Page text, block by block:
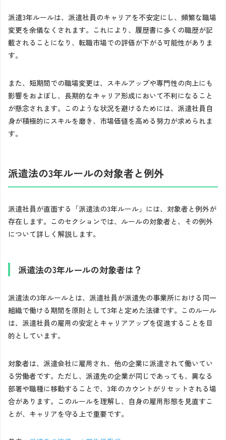
派遣3年ルールは、派遣社員のキャリアを不安定にし、頻繁な職場
変更を余儀なくされます。これにより、履歴書に多くの職歴が記
載されることになり、転職市場での評価が下がる可能性がありま
す。
また、短期間での職場変更は、スキルアップや専門性の向上にも
影響をおよぼし、長期的なキャリア形成において不利になること
が懸念されます。このような状況を避けるためには、派遣社員自
身が積極的にスキルを磨き、市場価値を高める努力が求められま
す。
派遣法の3年ルールの対象者と例外
派遣社員が直面する「派遣法の3年ルール」には、対象者と例外が
存在します。このセクションでは、ルールの対象者と、その例外
について詳しく解説します。
派遣法の3年ルールの対象者は？
派遣法の3年ルールとは、派遣社員が派遣先の事業所における同一
組織で働ける期間を原則として3年と定めた法律です。このルール
は、派遣社員の雇用の安定とキャリアアップを促進することを目
的としています。
対象者は、派遣会社に雇用され、他の企業に派遣されて働いてい
る労働者です。ただし、派遣先の企業が同じであっても、異なる
部署や職種に移動することで、3年のカウントがリセットされる場
合があります。このルールを理解し、自身の雇用形態を見直すこ
とが、キャリアを守る上で重要です。